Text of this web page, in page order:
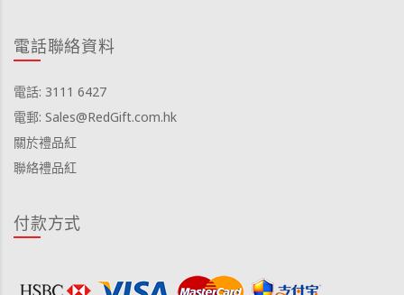
電話聯絡資料
電話: 3111 6427
電郵: Sales@RedGift.com.hk
關於禮品紅
聯絡禮品紅
付款方式